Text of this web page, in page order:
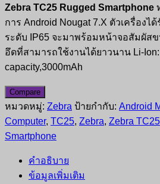
Zebra TC25 Rugged Smartphone
การ Android Nougat 7.X ตัวเครื่อง
ระดับ IP65 จะมาพร้อมหน้าจอสัมผัส
อึดที่สามารถใช้งานได้ยาวนาน Li-Ion:
capacity,3000mAh
Compare
หมวดหมู่: Zebra ป้ายกำกับ: Android
Computer, TC25, Zebra, Zebra TC25
Smartphone
คำอธิบาย
ข้อมูลเพิ่มเติม